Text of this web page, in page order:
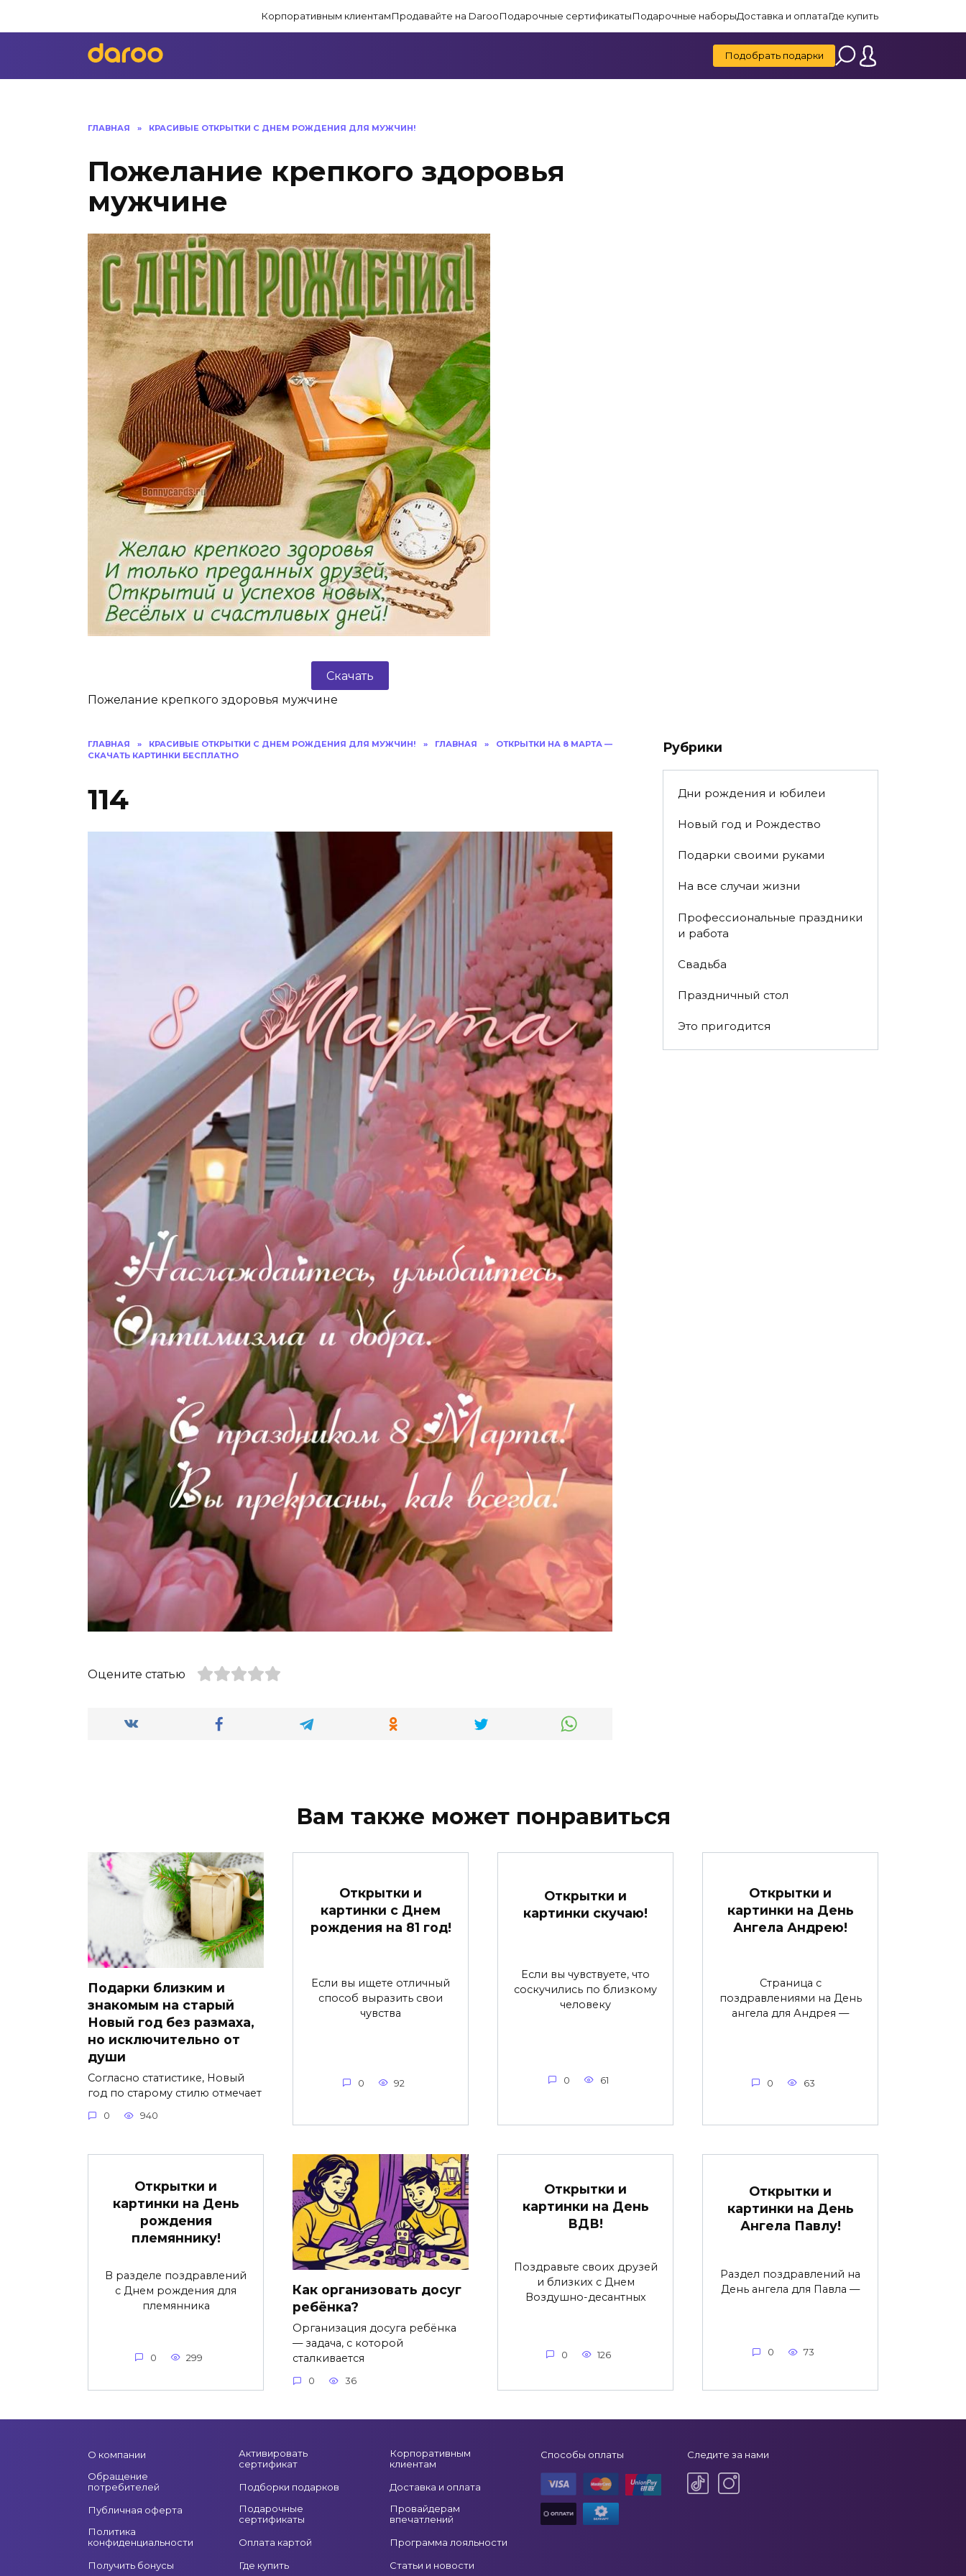
Корпоративным клиентамПродавайте на DarooПодарочные сертификатыПодарочные наборыДоставка и оплатаГде купить
Подобрать подарки
ГЛАВНАЯ » КРАСИВЫЕ ОТКРЫТКИ C ДНЕМ РОЖДЕНИЯ ДЛЯ МУЖЧИН!
Пожелание крепкого здоровья
мужчине
Скачать
Пожелание крепкого здоровья мужчине
Рубрики
Дни рождения и юбилеи
Новый год и Рождество
Подарки своими руками
На все случаи жизни
Профессиональные праздники
и работа
Свадьба
Праздничный стол
Это пригодится
ГЛАВНАЯ » КРАСИВЫЕ ОТКРЫТКИ C ДНЕМ РОЖДЕНИЯ ДЛЯ МУЖЧИН! » ГЛАВНАЯ »
ОТКРЫТКИ НА 8 МАРТА —
СКАЧАТЬ КАРТИНКИ БЕСПЛАТНО
114
Оцените статью
Вам также может понравиться
Подарки близким и
знакомым на старый
Новый год без размаха,
но исключительно от
души
Согласно статистике, Новый
год по старому стилю отмечает
0 940
Открытки и
картинки с Днем
рождения на 81 год!
Если вы ищете отличный
способ выразить свои
чувства
0 92
Открытки и
картинки скучаю!
Если вы чувствуете, что
соскучились по близкому
человеку
0 61
Открытки и
картинки на День
Ангела Андрею!
Страница с
поздравлениями на День
ангела для Андрея —
0 63
Открытки и
картинки на День
рождения
племяннику!
В разделе поздравлений
с Днем рождения для
племянника
0 299
Как организовать досуг
ребёнка?
Организация досуга ребёнка
— задача, с которой
сталкивается
0 36
Открытки и
картинки на День
ВДВ!
Поздравьте своих друзей
и близких с Днем
Воздушно-десантных
0 126
Открытки и
картинки на День
Ангела Павлу!
Раздел поздравлений на
День ангела для Павла —
0 73
О компании
Обращение
потребителей
Публичная оферта
Политика
конфиденциальности
Получить бонусы
Активировать
сертификат
Подборки подарков
Подарочные
сертификаты
Оплата картой
Где купить
Корпоративным
клиентам
Доставка и оплата
Провайдерам
впечатлений
Программа лояльности
Статьи и новости
Способы оплаты Следите за нами